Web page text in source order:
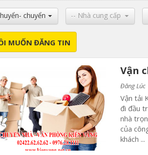
chuyển
-- Nhà cung cấp
--
MUỐN ĐĂNG TIN
Vận
Đăng Lúc
Vận tải
đi đầu
nhà
của
khách ...